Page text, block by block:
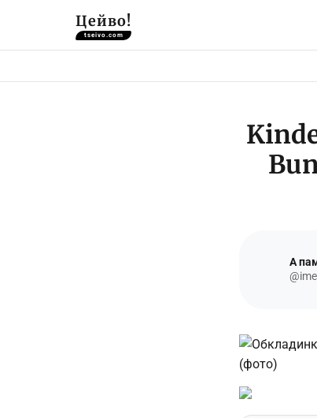
Цейво!
tseivo.com
А